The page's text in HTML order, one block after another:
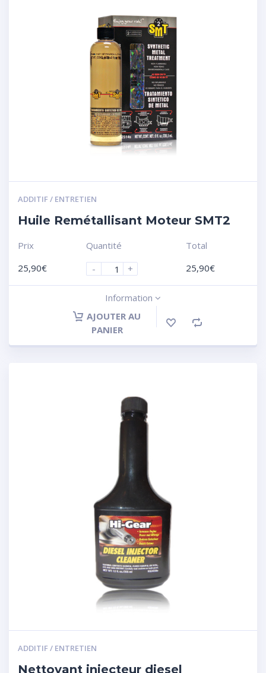
ADDITIF / ENTRETIEN
Huile Remétallisant Moteur SMT2
Prix
25,90€
Quantité
-
+
Total
25,90€
Information
AJOUTER AU
PANIER
ADDITIF / ENTRETIEN
Nettoyant injecteur diesel